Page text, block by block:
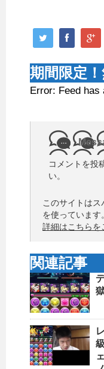
期間限定
Error: Feed
コメントを投
い。
このサイトは
を使っています。
詳細はこちらを
関連記事